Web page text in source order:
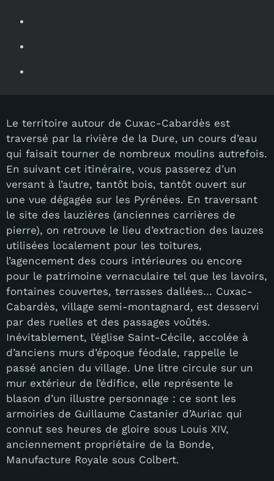
Le territoire autour de Cuxac-Cabardès est
traversé par la rivière de la Dure, un cours d’eau
qui faisait tourner de nombreux moulins autrefois.
En suivant cet itinéraire, vous passerez d’un
versant à l’autre, tantôt bois, tantôt ouvert sur
une vue dégagée sur les Pyrénées. En traversant
le site des lauzières (anciennes carrières de
pierre), on retrouve le lieu d’extraction des lauzes
utilisées localement pour les toitures,
l’agencement des cours intérieures ou encore
pour le patrimoine vernaculaire tel que les lavoirs,
fontaines couvertes, terrasses dallées… Cuxac-
Cabardès, village semi-montagnard, est desservi
par des ruelles et des passages voûtés.
Inévitablement, l’église Saint-Cécile, accolée à
d’anciens murs d’époque féodale, rappelle le
passé ancien du village. Une litre circule sur un
mur extérieur de l’édifice, elle représente le
blason d’un illustre personnage : ce sont les
armoiries de Guillaume Castanier d’Auriac qui
connut ses heures de gloire sous Louis XIV,
anciennement propriétaire de la Bonde,
Manufacture Royale sous Colbert.